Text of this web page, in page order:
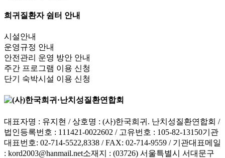
희귀질환자 쉼터 안내
시설안내
운영규정 안내
안전관리 운영 방안 안내
주간 프로그램 이용 신청
단기 숙박시설 이용 신청
대표자명 : 유지현 / 상호명 : (사)한국희귀. 난치성질환연합회 /
법인등록번호 : 111421-0022602 / 고유번호 : 105-82-13150기관
대표번호: 02-714-5522,8338 / FAX: 02-714-9559 / 기관대표메일
: kord2003@hanmail.net소재지 : (03726) 서울특별시 서대문구